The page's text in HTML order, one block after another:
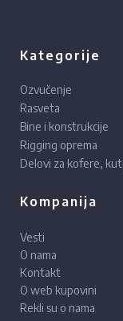
Kategorije
Ozvučenje
Rasveta
Bine i konstrukcije
Rigging oprema
Delovi za kofere,
Kompanija
Vesti
O nama
Kontakt
O web kupovini
Rekli su o nama